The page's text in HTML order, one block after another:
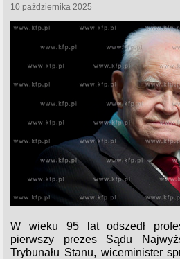
10 października 2025
W wieku 95 lat odszedł
pierwszy prezes Sądu
Trybunału Stanu, wiceminister